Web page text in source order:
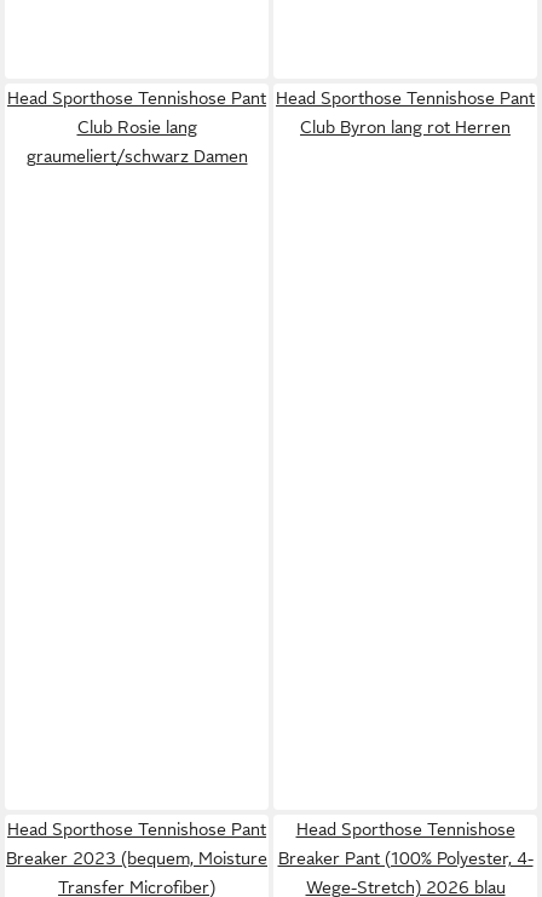
Head Sporthose Tennishose Pant
Club Rosie lang
graumeliert/schwarz Damen
Head Sporthose Tennishose Pant
Club Byron lang rot Herren
Head Sporthose Tennishose Pant
Breaker 2023 (bequem, Moisture
Transfer Microfiber)
Head Sporthose Tennishose
Breaker Pant (100% Polyester, 4-
Wege-Stretch) 2026 blau